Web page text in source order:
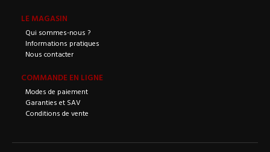
LE MAGASIN
Qui sommes-nous ?
Informations pratiques
Nous contacter
COMMANDE EN LIGNE
Modes de paiement
Garanties et SAV
Conditions de vente